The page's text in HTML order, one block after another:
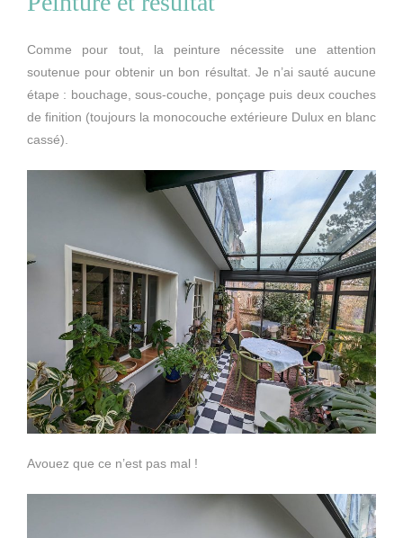
Comme pour tout, la peinture nécessite une attention
soutenue pour obtenir un bon résultat. Je n’ai sauté aucune
étape : bouchage, sous-couche, ponçage puis deux couches
de finition (toujours la monocouche extérieure Dulux en blanc
cassé).
Avouez que ce n’est pas mal !